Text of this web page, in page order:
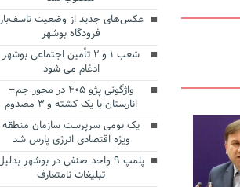
عکس‌های جدید از وضعیت
فرودگاه بوشهر
شعب ۱ و ۲ تأمین اجتماعی بوشهر
ادغام می شود
واژگونی پژو ۴۰۵ در محور جم–
انارستان با یک کشته و ۳ مصدوم
یک بومی سرپرست سازمان منطقه
ویژه اقتصادی انرژی پارس شد
پلمپ ۹ واحد صنفی در بوشهر
تبلیغات نامتعارف